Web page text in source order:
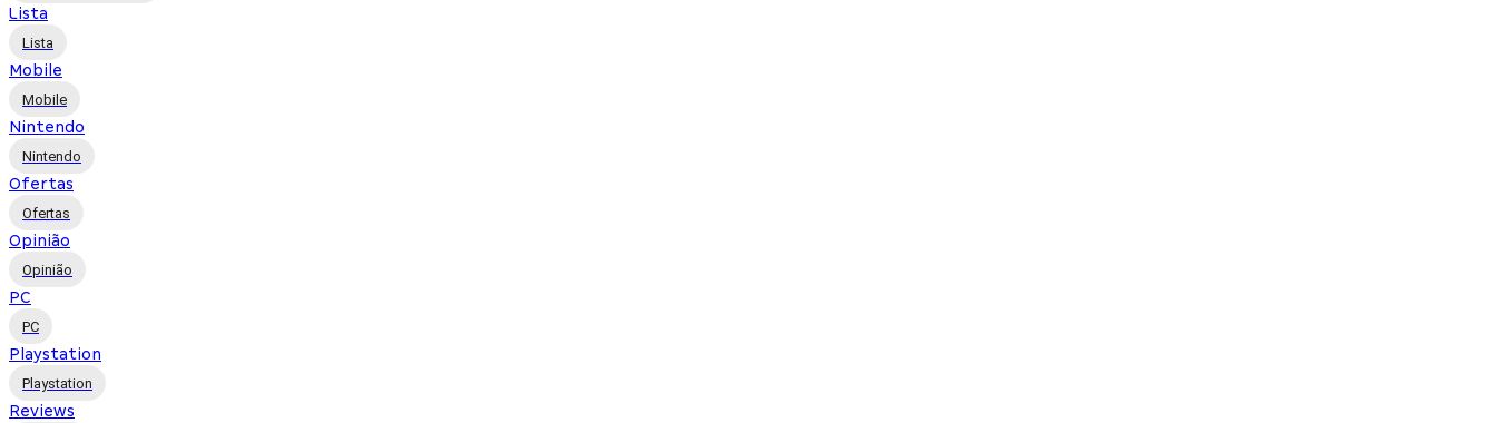
Lista
Lista
Mobile
Mobile
Nintendo
Nintendo
Ofertas
Ofertas
Opinião
Opinião
PC
PC
Playstation
Playstation
Reviews